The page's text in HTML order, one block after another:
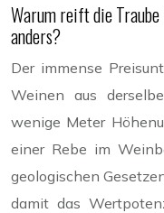
Warum reift die
anders?
Der immense
Weinen aus
wenige Meter
einer Rebe im
geologischen
damit das